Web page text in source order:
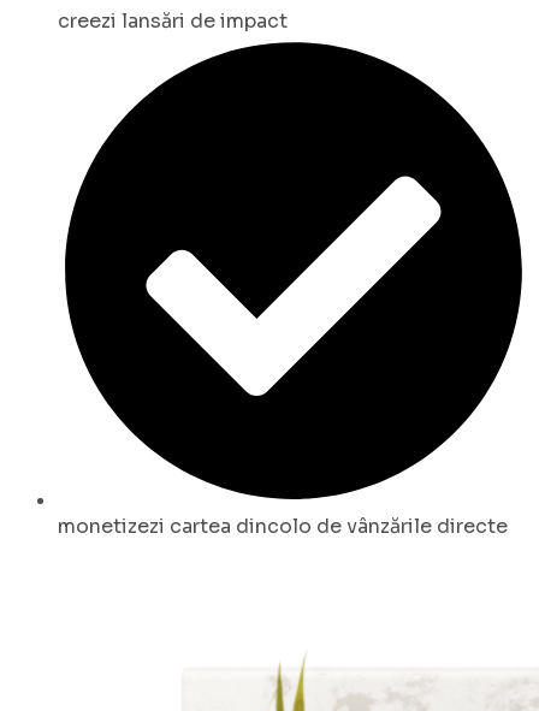
creezi lansări de impact
monetizezi cartea dincolo de vânzările directe